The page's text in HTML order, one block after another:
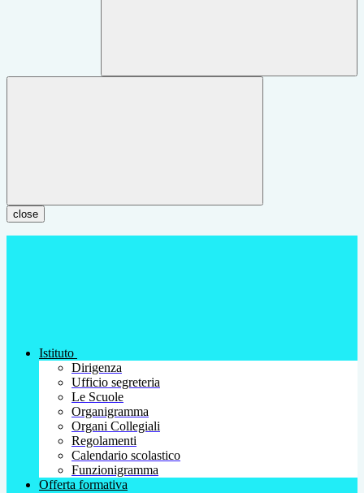
close
Istituto
Dirigenza
Ufficio segreteria
Le Scuole
Organigramma
Organi Collegiali
Regolamenti
Calendario scolastico
Funzionigramma
Offerta formativa